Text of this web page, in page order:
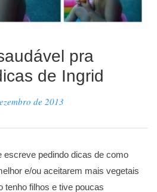
pra
de Ingrid
de 2013
escreve pedindo dicas de como
e/ou aceitarem mais vegetais
tenho filhos e tive poucas